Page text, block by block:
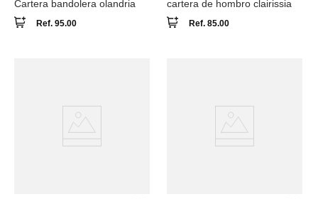
Cartera bandolera olandria
Ref. 95.00
cartera de hombro clairissia
Ref. 85.00